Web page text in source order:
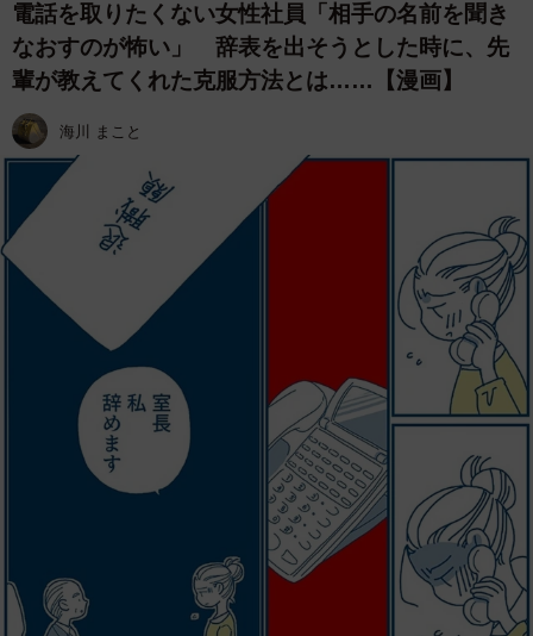
電話を取りたくない女性社員「相手の名前を聞き
なおすのが怖い」 辞表を出そうとした時に、先
輩が教えてくれた克服方法とは……【漫画】
海川 まこと